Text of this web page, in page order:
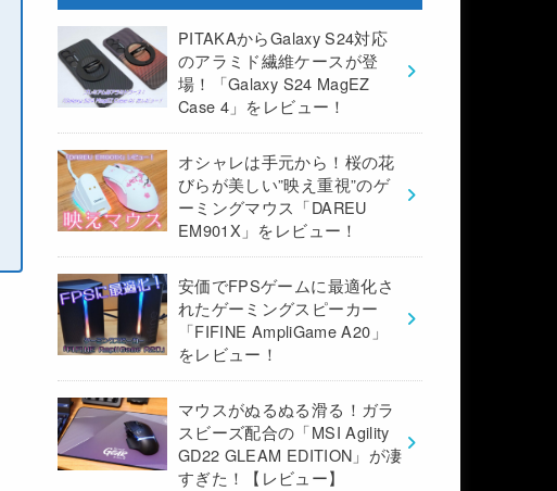
PITAKAからGalaxy S24対応
のアラミド繊維ケースが登
場！「Galaxy S24 MagEZ
Case 4」をレビュー！
オシャレは手元から！桜の花
びらが美しい”映え重視”のゲ
ーミングマウス「DAREU
EM901X」をレビュー！
安価でFPSゲームに最適化さ
れたゲーミングスピーカー
「FIFINE AmpliGame A20」
をレビュー！
マウスがぬるぬる滑る！ガラ
スビーズ配合の「MSI Agility
GD22 GLEAM EDITION」が凄
すぎた！【レビュー】